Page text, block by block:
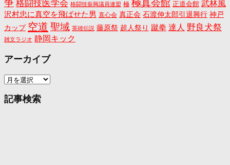
争 格闘技医学会 格闘技振興議員連盟 極 極真会館 正道会館 武林風
沢村忠に真空を飛ばせた男 直心会 真正会 石渡伸太郎引退興行 神戸
カップ 空道 聖域 英雄伝説 藤原祭 超人祭り 蹴拳 達人 野良犬祭
雑文ラジオ 静岡キック
アーカイブ
ア
カ
記事検索